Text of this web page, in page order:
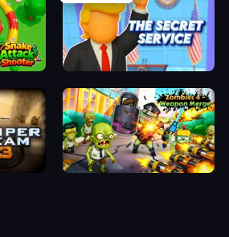
The Secret Service
Zombies 4 Weapon Merge